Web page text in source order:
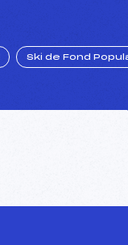
Ski de Fond